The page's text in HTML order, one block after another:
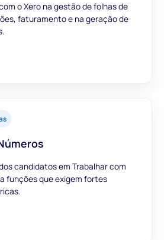
o Xero na gestão de folhas de
faturamento e na geração de
candidatos em Trabalhar com
funções que exigem fortes